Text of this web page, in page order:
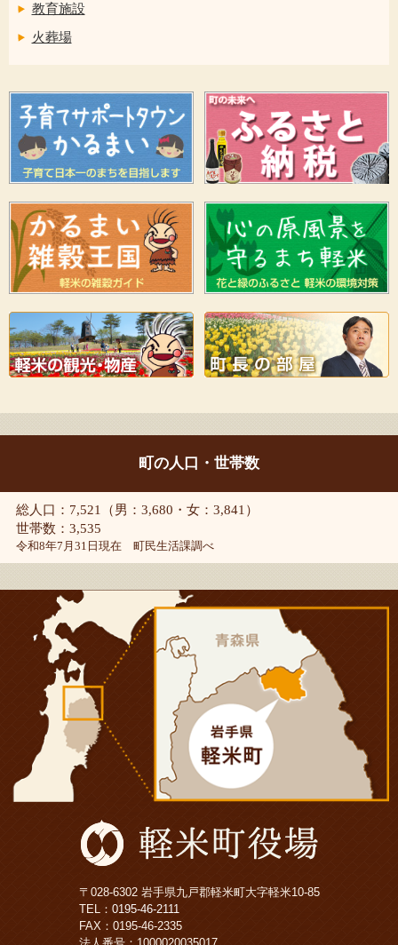
教育施設
火葬場
町の人口・世帯数
総人口：7,521（男：3,680・女：3,841）
世帯数：3,535
令和8年7月31日現在 町民生活課調べ
〒028-6302 岩手県九戸郡軽米町大字軽米10-85
TEL： 0195-46-2111
FAX：0195-46-2335